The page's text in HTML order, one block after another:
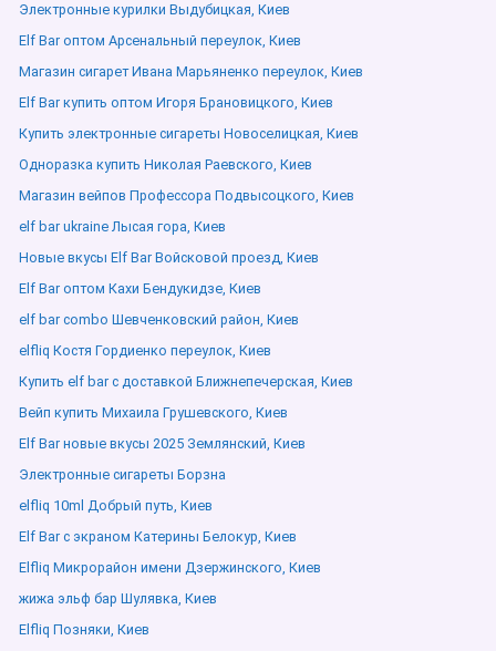
Электронные курилки Выдубицкая, Киев
Elf Bar оптом Арсенальный переулок, Киев
Магазин сигарет Ивана Марьяненко переулок, Киев
Elf Bar купить оптом Игоря Брановицкого, Киев
Купить электронные сигареты Новоселицкая, Киев
Одноразка купить Николая Раевского, Киев
Магазин вейпов Профессора Подвысоцкого, Киев
elf bar ukraine Лысая гора, Киев
Новые вкусы Elf Bar Войсковой проезд, Киев
Elf Bar оптом Кахи Бендукидзе, Киев
elf bar combo Шевченковский район, Киев
elfliq Костя Гордиенко переулок, Киев
Купить elf bar с доставкой Ближнепечерская, Киев
Вейп купить Михаила Грушевского, Киев
Elf Bar новые вкусы 2025 Землянский, Киев
Электронные сигареты Борзна
elfliq 10ml Добрый путь, Киев
Elf Bar с экраном Катерины Белокур, Киев
Elfliq Микрорайон имени Дзержинского, Киев
жижа эльф бар Шулявка, Киев
Elfliq Позняки, Киев